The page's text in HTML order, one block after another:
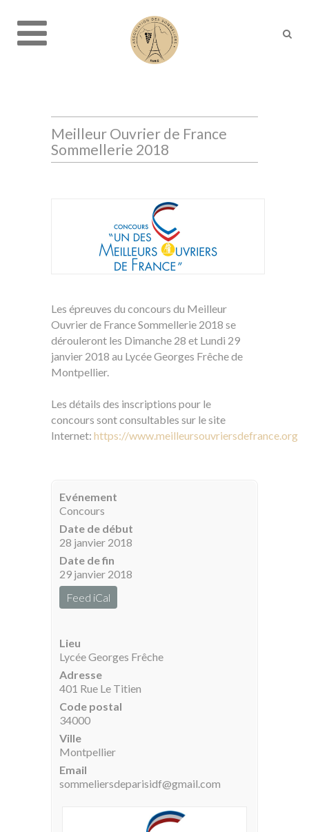
Meilleur Ouvrier de France
Sommellerie 2018
Les épreuves du concours du Meilleur
Ouvrier de France Sommellerie 2018 se
dérouleront les Dimanche 28 et Lundi 29
janvier 2018 au Lycée Georges Frêche de
Montpellier.
Les détails des inscriptions pour le
concours sont consultables sur le site
Internet: https://www.meilleursouvriersdefrance.org
Evénement
Concours
Date de début
28 janvier 2018
Date de fin
29 janvier 2018
Feed iCal
Lieu
Lycée Georges Frêche
Adresse
401 Rue Le Titien
Code postal
34000
Ville
Montpellier
Email
sommeliersdeparisidf@gmail.com